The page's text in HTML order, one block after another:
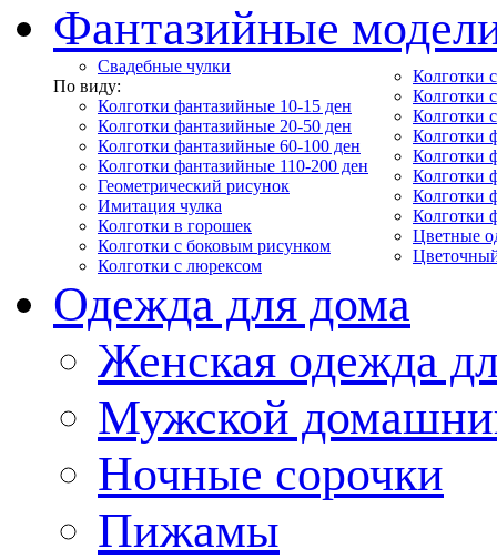
Фантазийные
Свадебные чулки
По виду:
Колготки фантазийные 10-15 ден
Колготки фантазийные 20-50 ден
Колготки фантазийные 60-100 ден
Колготки фантазийные 110-200 ден
Геометрический рисунок
Имитация чулка
Колготки в горошек
Колготки с боковым рисунком
Колготки с люрексом
Колготки
Колготки
Колготки
Колготки
Колготки
Колготки
Колготки
Колготки
Цветные
Одежда для дома
Женская одежда
Мужской
Ночные сорочки
Пижамы